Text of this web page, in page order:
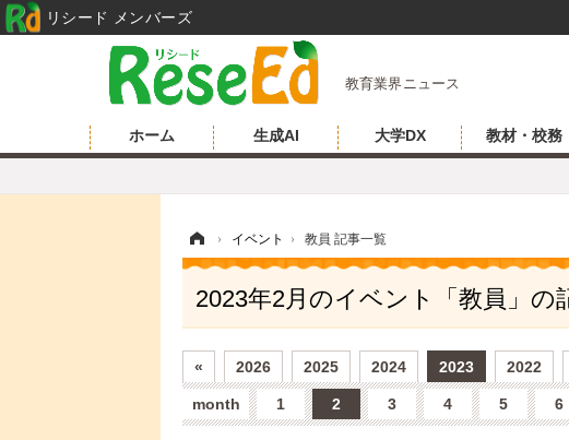
教育業界ニュース
ホーム 生成AI 大学DX 教材・校務
› イベント › 教員 記事一覧
2023年2月のイベント「教員」の
« 2026 2025 2024 2023 2022
month 1 2 3 4 5 6
リシード メンバーズ